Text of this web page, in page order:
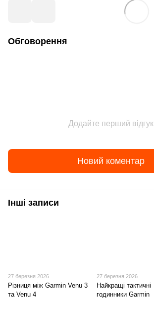
Обговорення
Додайте перший відгук
Новий коментар
Інші записи
27 березня 2026
Різниця між Garmin Venu 3
та Venu 4
27 березня 2026
Найкращі тактичні
годинники Garmin